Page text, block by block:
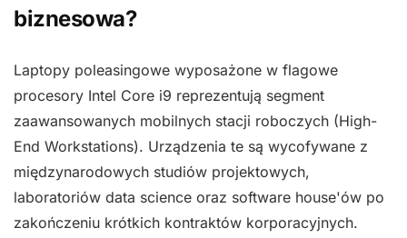
biznesowa?
Laptopy poleasingowe wyposażone w flagowe
procesory Intel Core i9 reprezentują segment
zaawansowanych mobilnych stacji roboczych (High-
End Workstations). Urządzenia te są wycofywane z
międzynarodowych studiów projektowych,
laboratoriów data science oraz software house'ów po
zakończeniu krótkich kontraktów korporacyjnych.